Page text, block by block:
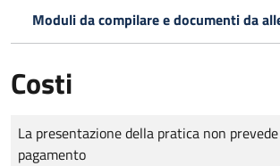
Moduli da compilare e documenti da
Costi
Tipo di pagamento
Importo
La presentazione della pratica non
pagamento